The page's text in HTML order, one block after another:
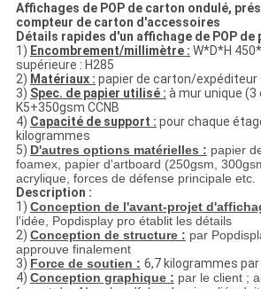
Affichages de POP de carton ondulé,
compteur de carton d'accessoires
Détails rapides d'un affichage de POP de
1) Encombrement/millimètre : W*D*H
supérieure : H285
2) Matériaux : papier de carton/expéditeur
3) Spec. de papier utilisé : à mur unique (3
K5+350gsm CCNB
4) Capacité de support : pour chaque
kilogrammes
5) D'autres options matérielles : papier
foamex, papier d'artboard (250gsm,
acrylique, forces de défense principale etc.
Description :
1) Conception de l'avant-projet
l'idée, Popdisplay pro établit les détails
2) Conception de structure : par
approuve finalement
3) Force de soutien : 6,7 kilogrammes
4) Conception graphique : par le client ;